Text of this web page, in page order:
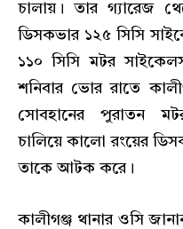
চালায়। তার গ্যারেজ
ডিসকভার ১২৫ সিসি
১১০ সিসি মটর
শনিবার ভোর রাতে
সোবহানের পুরাতন
চালিয়ে কালো রংয়ের
তাকে আটক করে।
কালীগঞ্জ থানার ওসি